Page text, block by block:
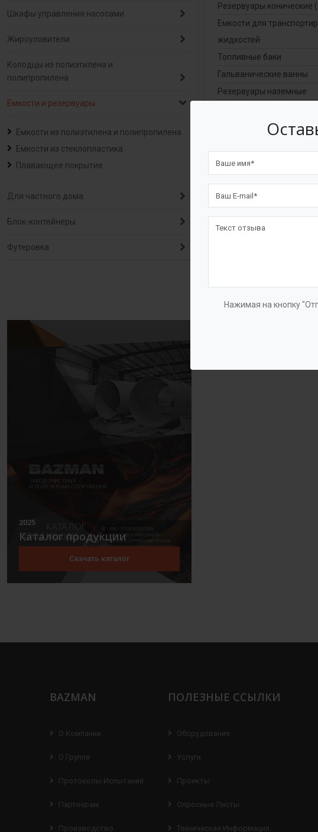
Нажимая на кнопку
Шкафы управления насосами
Жироуловители
Колодцы из полиэтилена и
полипропилена
Емкости и резервуары
Емкости из полиэтилена и полипропилена
Емкости из стеклопластика
Плавающее покрытие
Для частного дома
Блок-контейнеры
Футеровка
2025
Каталог продукции
Скачать каталог
Резервуары конические
Емкости для
жидкостей
Топливные баки
Гальванические ванны
Резервуары наземные
Резервуары вертикальные
квадратные
BAZMAN
О Компании
О Группе
Протоколы Испытаний
Партнерам
Производство
ПОЛЕЗНЫЕ ССЫЛКИ
Оборудование
Услуги
Проекты
Опросные Листы
Техническая Информация